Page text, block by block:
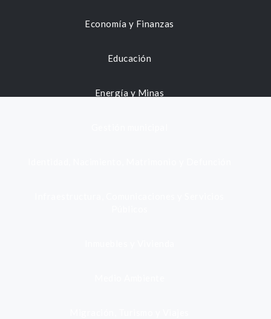
Economía y Finanzas
Educación
Energía y Minas